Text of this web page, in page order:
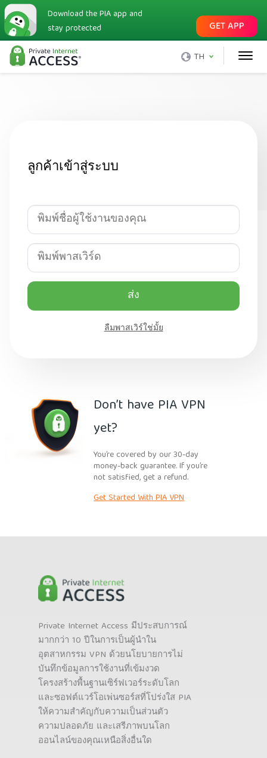
Download the PIA app and
stay protected
GET APP
TH
ลูกค้าเข้าสู่ระบบ
ส่ง
ลืมพาสเวิร์ใช่มั้ย
Don’t have PIA VPN
yet?
You’re covered by our 30-day
money-back guarantee. If you’re
not satisfied, get a refund.
Get Started With PIA VPN
Private Internet Access มีประสบการณ์
มากกว่า 10 ปีในการเป็นผู้นำใน
อุตสาหกรรม VPN ด้วยนโยบายการไม่
บันทึกข้อมูลการใช้งานที่เข้มงวด
โครงสร้างพื้นฐานเซิร์ฟเวอร์ระดับโลก
และซอฟต์แวร์โอเพ่นซอร์สที่โปร่งใส PIA
ให้ความสำคัญกับความเป็นส่วนตัว
ความปลอดภัย และเสรีภาพบนโลก
ออนไลน์ของคุณเหนือสิ่งอื่นใด